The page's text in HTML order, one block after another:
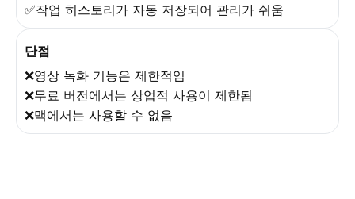
✅작업 히스토리가 자동 저장되어 관리가 쉬움
단점
❌영상 녹화 기능은 제한적임
❌무료 버전에서는 상업적 사용이 제한됨
❌맥에서는 사용할 수 없음